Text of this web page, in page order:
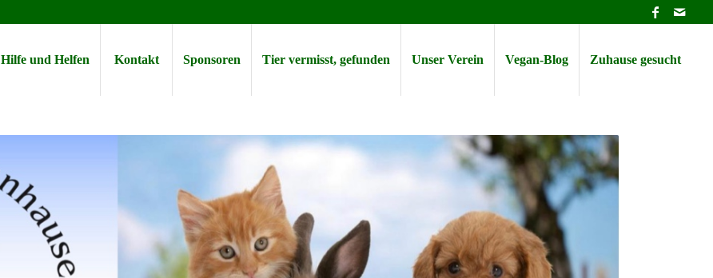
Hilfe und Helfen Kontakt Sponsoren Tier vermisst, gefunden Unser Verein Vegan-Blog Zuhause gesucht